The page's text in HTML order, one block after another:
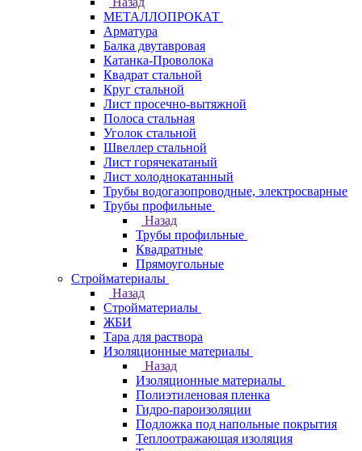
МЕТАЛЛОПРОКАТ
Арматура
Балка двутавровая
Катанка-Проволока
Квадрат стальной
Круг стальной
Лист просечно-вытяжной
Полоса стальная
Уголок стальной
Швеллер стальной
Лист горячекатаный
Лист холоднокатанный
Трубы водогазопроводные, электросварные
Трубы профильные
Назад
Трубы профильные
Квадратные
Прямоугольные
Стройматериалы
Назад
Стройматериалы
ЖБИ
Тара для раствора
Изоляционные материалы
Назад
Изоляционные материалы
Полиэтиленовая пленка
Гидро-пароизоляции
Подложка под напольные покрытия
Теплоотражающая изоляция